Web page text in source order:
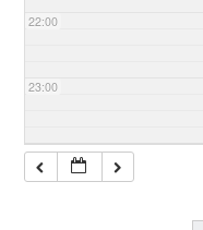
22:00
23:00